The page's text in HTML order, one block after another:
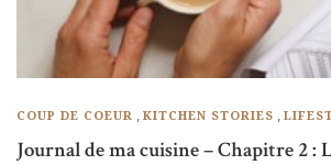
COUP DE COEUR KITCHEN STORIES
Journal de ma cuisine – Chapitre 2 :